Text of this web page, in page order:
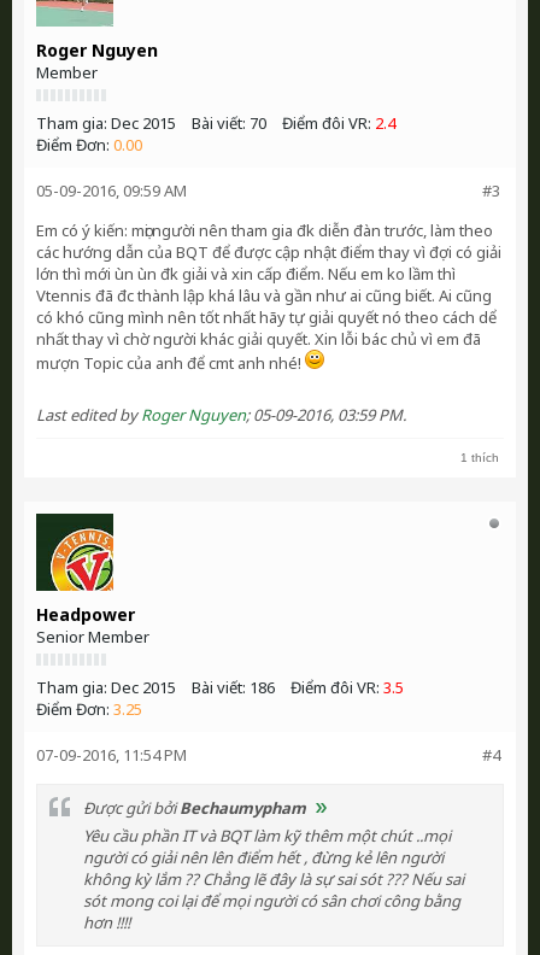
Roger Nguyen
Member
Tham gia: Dec 2015 Bài viết: 70 Điểm đôi VR: 2.4
Điểm Đơn: 0.00
#3
05-09-2016, 09:59 AM
Em có ý kiến: mọi người nên tham gia đk diễn đàn trước, làm theo
các hướng dẫn của BQT để được cập nhật điểm thay vì đợi có giải
lớn thì mới ùn ùn đk giải và xin cấp điểm. Nếu em ko lầm thì
Vtennis đã đc thành lập khá lâu và gần như ai cũng biết. Ai cũng
có khó cũng mình nên tốt nhất hãy tự giải quyết nó theo cách dể
nhất thay vì chờ người khác giải quyết. Xin lỗi bác chủ vì em đã
mượn Topic của anh để cmt anh nhé!
Last edited byRoger Nguyen;05-09-2016, 03:59 PM.
1 thích
Headpower
Senior Member
Tham gia: Dec 2015 Bài viết: 186 Điểm đôi VR: 3.5
Điểm Đơn: 3.25
#4
07-09-2016, 11:54 PM
Được gửi bởiBechaumypham
Yêu cầu phần IT và BQT làm kỹ thêm một chút ..mọi
người có giải nên lên điểm hết , đừng kẻ lên người
không kỳ lắm ?? Chẳng lẽ đây là sự sai sót ??? Nếu sai
sót mong coi lại để mọi người có sân chơi công bằng
hơn !!!!